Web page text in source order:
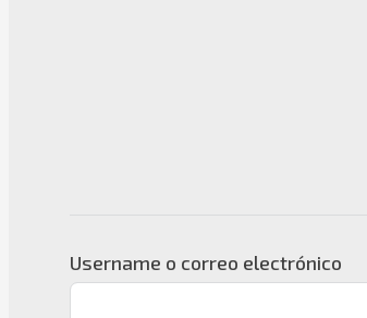
Username o correo electrónico